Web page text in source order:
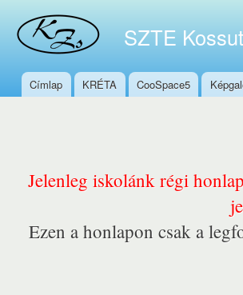
SZTE
Főmenü
Címlap KRÉTA CooSpace5
Jelenleg iskolánk régi
Ezen a honlapon csak a